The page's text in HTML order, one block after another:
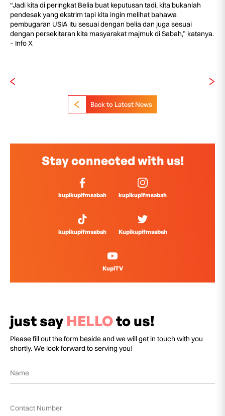
“Jadi kita di peringkat Belia buat keputusan tadi, kita bukanlah
pendesak yang ekstrim tapi kita ingin melihat bahawa
pembugaran USIA itu sesuai dengan belia dan juga sesuai
dengan persekitaran kita masyarakat majmuk di Sabah,” katanya.
– Info X
Back to Latest News
Stay connected with us!
kupikupifmsabah kupikupifmsabah
kupikupifmsabah Kupikupifmsabah
KupiTV
just say HELLOto us!
Please fill out the form beside and we will get in touch with you
shortly. We look forward to serving you!